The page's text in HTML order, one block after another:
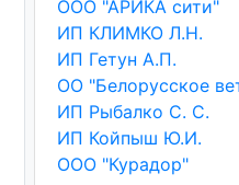
ООО "АРИКА сити"
ИП КЛИМКО Л.Н.
ИП Гетун А.П.
ИП Рыбалко С. С.
ИП Койпыш Ю.И.
ООО "Курадор"